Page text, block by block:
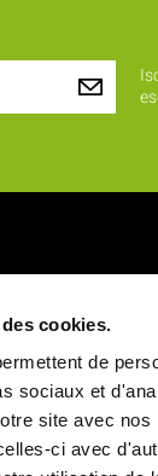
cookies.
de
sociaux et
site avec
ci avec
nostra identità
nostri valori
Il personale